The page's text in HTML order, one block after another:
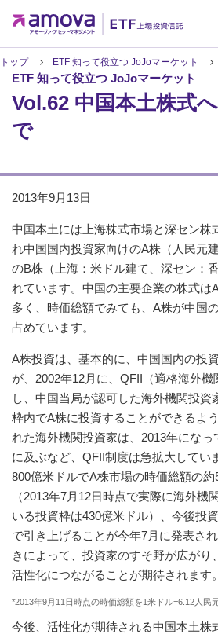
ETFトップ
トップ ETF 知って役立つ JoJoマーケット
ETF 知って役立つ JoJoマーケット
Vol.62 中国本土株式
で
2013年9月13日
中国本土には上海株式市場と深セン株
れ中国国内投資家向けのA株（人民元
のB株（上海：米ドル建て、深セン：
れています。中国の主要企業の株式は
多く、時価総額でみても、A株が中国
占めています。
A株投資は、基本的に、中国国内の投
が、2002年12月に、QFII（適格海外
し、中国当局が認可した海外機関投資
枠内でA株に投資することができるよ
れた海外機関投資家は、2013年になっ
に及ぶなど、QFII制度は急拡大してい
800億米ドルでA株市場の時価総額の
（2013年7月12日時点で実際に海外機
いる投資枠は430億米ドル）、今後投
で引き上げることが今年7月に発表さ
きによって、投資家のすそ野が広がり
活性化につながることが期待されます。
*2013年9月11日時点の時価総額を1米ドル=6.12人民
今後、活性化が期待される中国本土株